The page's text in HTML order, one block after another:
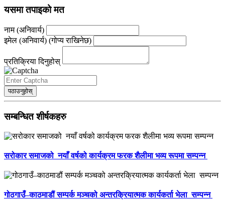
यसमा तपाइको मत
नाम (अनिवार्य)
इमेल (अनिवार्य) (गोप्य राखिनेछ)
प्रतिक्रिया दिनुहोस्
पठाउनुहोस्
सम्बन्धित शीर्षकहरु
सरोकार समाजको नयाँ वर्षको कार्यक्रम फरक शैलीमा भव्य रूपमा सम्पन्न
गोठगाउँ–काठमाडौं सम्पर्क मञ्चको अन्तरक्रियात्मक कार्यकर्ता भेला सम्पन्न